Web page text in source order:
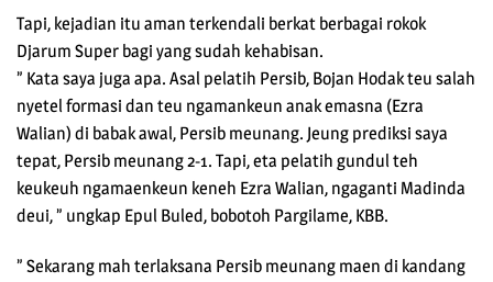
Tapi, kejadian itu aman terkendali berkat berbagai rokok
Djarum Super bagi yang sudah kehabisan.
” Kata saya juga apa. Asal pelatih Persib, Bojan Hodak teu salah
nyetel formasi dan teu ngamankeun anak emasna (Ezra
Walian) di babak awal, Persib meunang. Jeung prediksi saya
tepat, Persib meunang 2-1. Tapi, eta pelatih gundul teh
keukeuh ngamaenkeun keneh Ezra Walian, ngaganti Madinda
deui, ” ungkap Epul Buled, bobotoh Pargilame, KBB.
” Sekarang mah terlaksana Persib meunang maen di kandang